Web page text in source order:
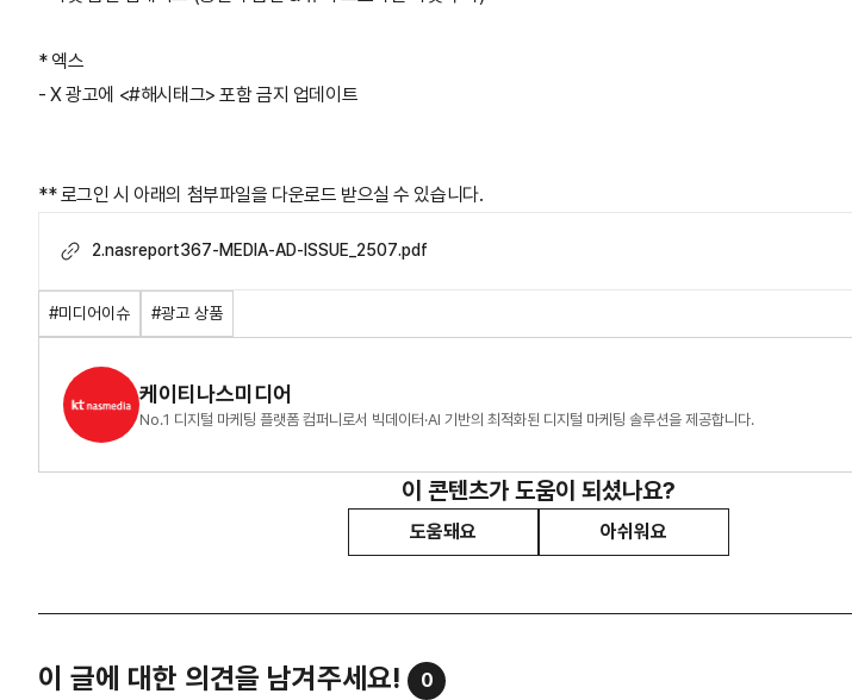
* 엑스
- X 광고에 <#해시태그> 포함 금지 업데이트
** 로그인 시 아래의 첨부파일을 다운로드 받으실 수 있습니다.
2.nasreport367-MEDIA-AD-ISSUE_2507.pdf
#미디어이슈 #광고 상품
케이티나스미디어
No.1 디지털 마케팅 플랫폼 컴퍼니로서 빅데이터·AI 기반의 최적화된 디지털 마케팅 솔루션을 제공합니다.
이 콘텐츠가 도움이 되셨나요?
도움돼요 아쉬워요
이 글에 대한 의견을 남겨주세요! 0